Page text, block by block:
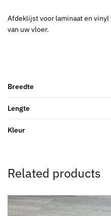
Afdeklijst voor laminaat en
van uw vloer.
Breedte
Lengte
Kleur
Related products